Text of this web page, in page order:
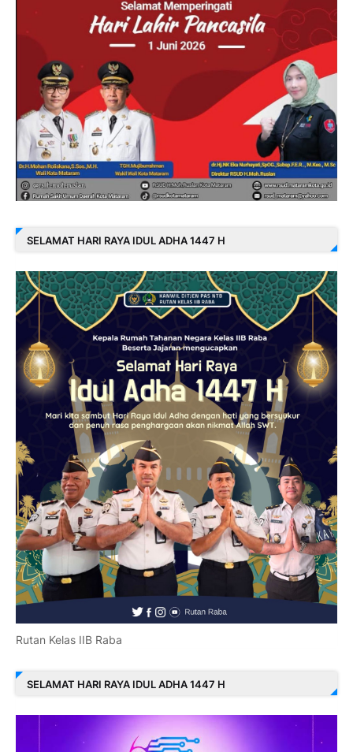
SELAMAT HARI RAYA IDUL ADHA 1447 H
Rutan Kelas IIB Raba
SELAMAT HARI RAYA IDUL ADHA 1447 H